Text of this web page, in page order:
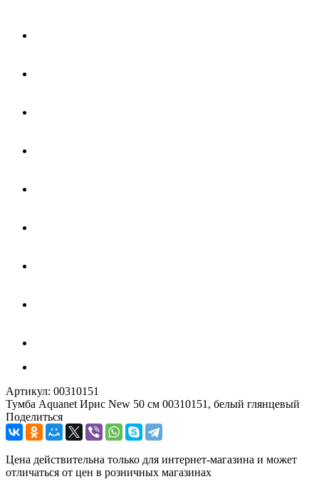
Артикул: 00310151
Тумба Aquanet Ирис New 50 см 00310151, белый глянцевый
Поделиться
Цена действительна только для интернет-магазина и может
отличаться от цен в розничных магазинах